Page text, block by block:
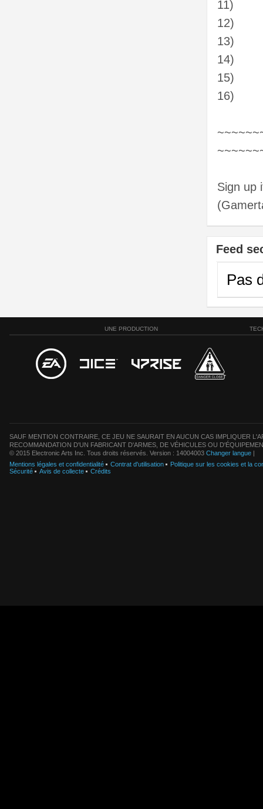
11)
12)
13)
14)
15)
16)
Sign up
Feed
Pas
UNE PRODUCTION
SAUF MENTION CONTRAIRE, CE JEU NE SAURAIT EN AUCUN CAS IMPLIQUER
RECOMMANDATION D'UN FABRICANT D'ARMES, DE VÉHICULES OU
© 2015 Electronic Arts Inc. Tous droits réservés. Version : 14004003 Changer langue |
Mentions légales et confidentialité
Contrat d'utilisation
Politique sur les cookies et la
Sécurité
Avis de collecte Crédits